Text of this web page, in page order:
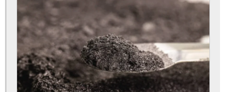
Insumos para fundição
Insumos para fundição onde comprar
Isolação para fundição
Lubrificantes para fundição
Nitreto de boro para fundição